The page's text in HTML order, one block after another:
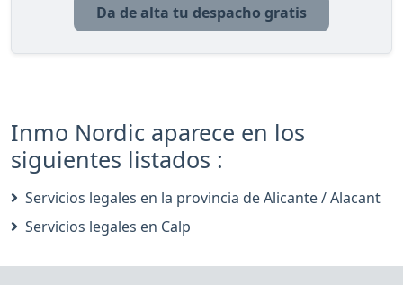
Da de alta tu despacho gratis
Inmo Nordic aparece en los
siguientes listados :
Servicios legales en la provincia de Alicante / Alacant
Servicios legales en Calp